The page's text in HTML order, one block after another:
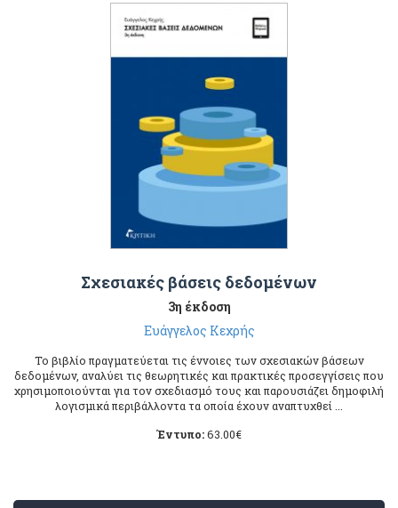
Σχεσιακές βάσεις δεδομένων
3η έκδοση
Ευάγγελος Κεχρής
Το βιβλίο πραγματεύεται τις έννοιες των σχεσιακών βάσεων
δεδομένων, αναλύει τις θεωρητικές και πρακτικές προσεγγίσεις που
χρησιμοποιούνται για τον σχεδιασμό τους και παρουσιάζει δημοφιλή
λογισμικά περιβάλλοντα τα οποία έχουν αναπτυχθεί ...
Έντυπο:63.00€